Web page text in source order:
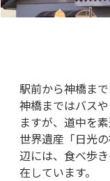
駅前から神橋ま
神橋まではバス
ますが、道中を
世界遺産「日光
辺には、食べ歩
在しています。